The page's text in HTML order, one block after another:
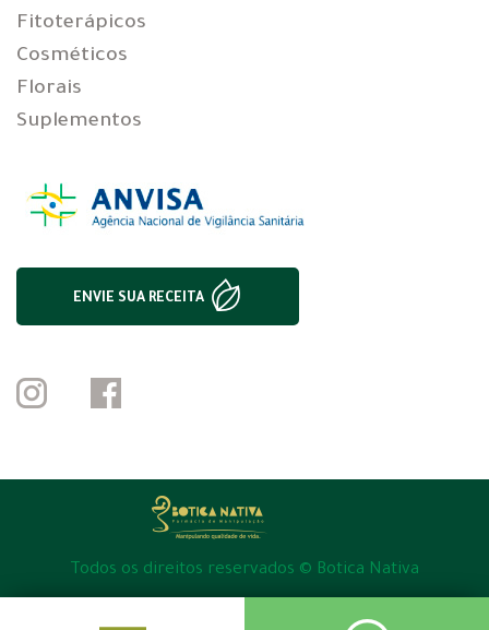
Fitoterápicos
Cosméticos
Florais
Suplementos
ENVIE SUA RECEITA
Todos os direitos reservados © Botica Nativa